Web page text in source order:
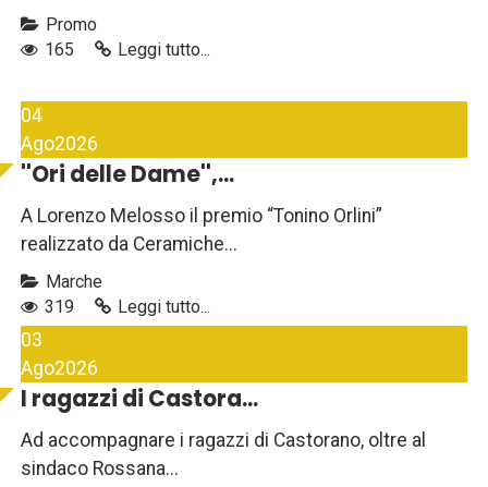
Promo
165
Leggi tutto...
04
Ago2026
''Ori delle Dame'',...
A Lorenzo Melosso il premio “Tonino Orlini”
realizzato da Ceramiche...
Marche
319
Leggi tutto...
03
Ago2026
I ragazzi di Castora...
Ad accompagnare i ragazzi di Castorano, oltre al
sindaco Rossana...